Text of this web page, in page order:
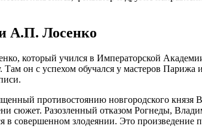
А.П. Лосенко
который учился в Императорской
он с успехом обучался у мастеров
противостоянию новгородского князя
сюжет. Разозленный отказом Рогнеды,
в совершенном злодеянии. Это произведение